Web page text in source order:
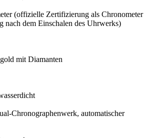
(offizielle Zertifizierung als Chronometer
nach dem Einschalen des Uhrwerks)
mit Diamanten
Chronographenwerk, automatischer